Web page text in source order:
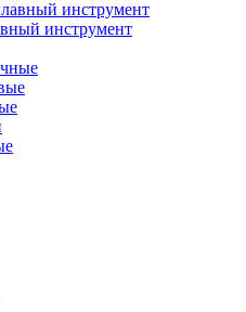
инструмент